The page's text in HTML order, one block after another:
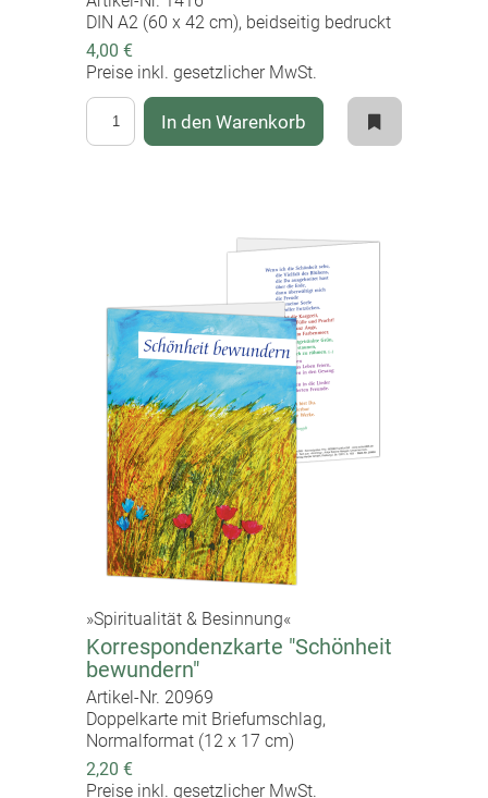
DIN A2 (60 x 42 cm), beidseitig bedruckt
4,00 €
Preise inkl. gesetzlicher MwSt.
In den Warenkorb
»Spiritualität & Besinnung«
Korrespondenzkarte "Schönheit
bewundern"
Artikel-Nr. 20969
Doppelkarte mit Briefumschlag,
Normalformat (12 x 17 cm)
2,20 €
Preise inkl. gesetzlicher MwSt.